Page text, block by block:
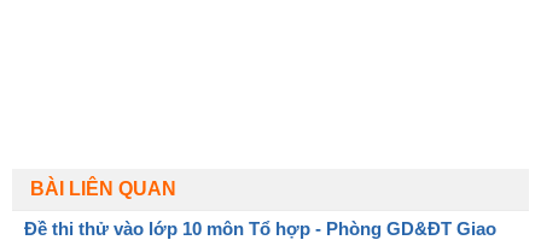
BÀI LIÊN QUAN
Đề thi thử vào lớp 10 môn Tổ hợp - Phòng GD&ĐT Giao